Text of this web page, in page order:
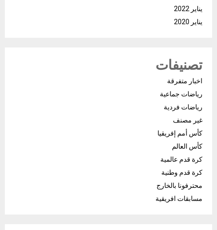
يناير 2022
يناير 2020
تصنيفات
اخبار متفرقة
رياضات جماعية
رياضات فردية
غير مصنف
كأس أمم إفريقيا
كأس العالم
كرة قدم عالمية
كرة قدم وطنية
محترفونا بالخارج
مسابقات افريقية